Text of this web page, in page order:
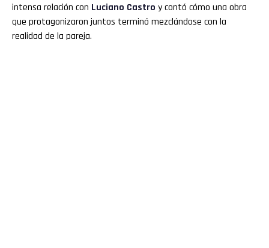
intensa relación con Luciano Castro y contó cómo una obra
que protagonizaron juntos terminó mezclándose con la
realidad de la pareja.